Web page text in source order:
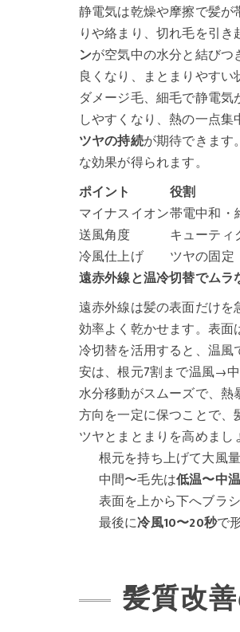
静電気は乾燥や摩擦で髪
りや絡まり、切れ毛を引
ンが空気中の水分と結び
良くなり、まとまりやす
ダメージ毛、細毛で静電
しやすくなり、熱の一点
ツヤの持続が期待できます
な効果が得られます。
ポイント
役割
マイナスイオン帯電中和・
送風角度
キューティ
冷風仕上げ
ツヤの固定
遠赤外線と温冷切替でムラ
遠赤外線は髪の表面だけを
効率よく乾かせます。表
冷切替を活用すると、温
安は、根元7割まで温風→
水分移動がスムーズで、
方向を一定に保つことで、
ツヤとまとまりを高めまし
根元を持ち上げて大風
中間〜毛先は低温〜中温
表面を上から下へブラ
最後に冷風10〜20秒で
髪質改